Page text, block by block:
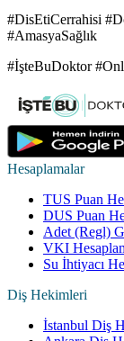
#DisEtiCerrahisi
#AmasyaSağlık
#İşteBuDoktor
Hesaplamalar
TUS Puan
DUS Puan
Adet (Regl)
VKI
Su İhtiyacı
Diş Hekimleri
İstanbul Diş